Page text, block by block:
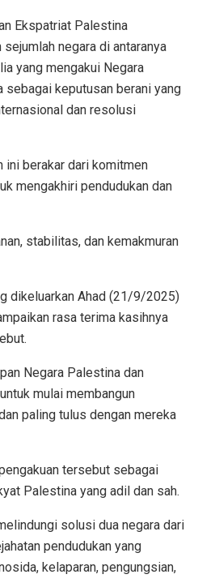
Ekspatriat Palestina
negara di antaranya
yang mengakui Negara
sebagai keputusan berani yang
dan resolusi
ini berakar dari komitmen
mengakhiri pendudukan dan
stabilitas, dan kemakmuran
dikeluarkan Ahad (21/9/2025)
rasa terima kasihnya
Negara Palestina dan
mulai membangun
paling tulus dengan mereka
tersebut sebagai
Palestina yang adil dan sah.
solusi dua negara dari
pendudukan yang
kelaparan, pengungsian,